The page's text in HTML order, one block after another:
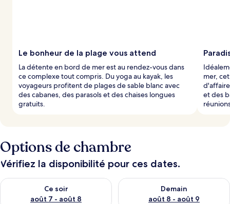
Le bonheur de la plage vous attend
La détente en bord de mer est au rendez-vous dans
ce complexe tout compris. Du yoga au kayak, les
voyageurs profitent de plages de sable blanc avec
des cabanes, des parasols et des chaises longues
gratuits.
mer,
et des
Options de chambre
Vérifiez la disponibilité pour ces dates.
Ce soir
août 7 - août 8
Vérifier la disponibilité pour ce soir août 7 - août 8
Demain
août 8 - août 9
Vérifier la disponibilité pour